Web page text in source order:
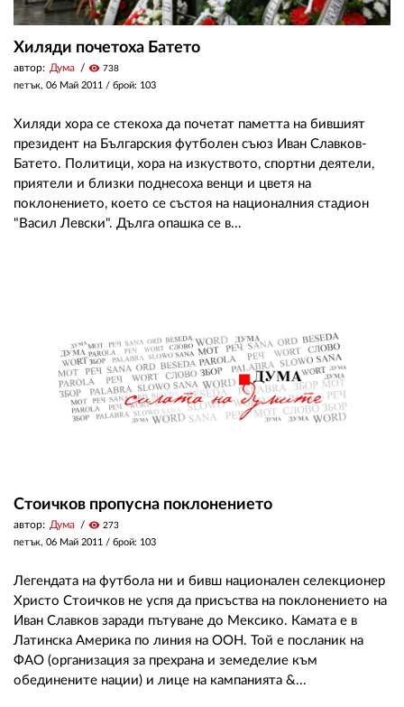
Хиляди почетоха Батето
автор: Дума visibility 738
петък, 06 Май 2011 / брой: 103
Хиляди хора се стекоха да почетат паметта на бившият
президент на Българския футболен съюз Иван Славков-
Батето. Политици, хора на изкуството, спортни деятели,
приятели и близки поднесоха венци и цветя на
поклонението, което се състоя на националния стадион
"Васил Левски". Дълга опашка се в...
Стоичков пропусна поклонението
автор: Дума visibility 273
петък, 06 Май 2011 / брой: 103
Легендата на футбола ни и бивш национален селекционер
Христо Стоичков не успя да присъства на поклонението на
Иван Славков заради пътуване до Мексико. Камата е в
Латинска Америка по линия на ООН. Той е посланик на
ФАО (организация за прехрана и земеделие към
обединените нации) и лице на кампанията &...